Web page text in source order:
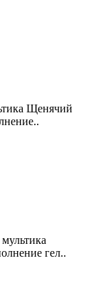
Щенячий
гел..